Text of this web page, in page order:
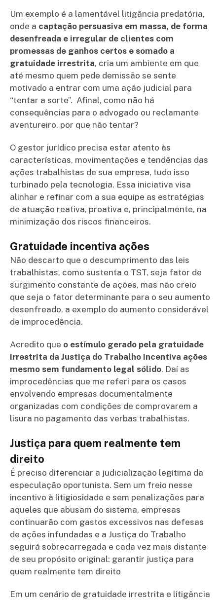
Um exemplo é a lamentável litigância predatória,
onde a captação persuasiva em massa, de forma
desenfreada e irregular de clientes com
promessas de ganhos certos e somado a
gratuidade irrestrita, cria um ambiente em que
até mesmo quem pede demissão se sente
motivado a entrar com uma ação judicial para
“tentar a sorte”. Afinal, como não há
consequências para o advogado ou reclamante
aventureiro, por que não tentar?
O gestor jurídico precisa estar atento às
características, movimentações e tendências das
ações trabalhistas de sua empresa, tudo isso
turbinado pela tecnologia. Essa iniciativa visa
alinhar e refinar com a sua equipe as estratégias
de atuação reativa, proativa e, principalmente, na
minimização dos riscos financeiros.
Gratuidade incentiva ações
Não descarto que o descumprimento das leis
trabalhistas, como sustenta o TST, seja fator de
surgimento constante de ações, mas não creio
que seja o fator determinante para o seu aumento
desenfreado, a exemplo do aumento considerável
de improcedência.
Acredito que o estímulo gerado pela gratuidade
irrestrita da Justiça do Trabalho incentiva ações
mesmo sem fundamento legal sólido. Daí as
improcedências que me referi para os casos
envolvendo empresas documentalmente
organizadas com condições de comprovarem a
lisura no pagamento das verbas trabalhistas.
Justiça para quem realmente tem
direito
É preciso diferenciar a judicialização legítima da
especulação oportunista. Sem um freio nesse
incentivo à litigiosidade e sem penalizações para
aqueles que abusam do sistema, empresas
continuarão com gastos excessivos nas defesas
de ações infundadas e a Justiça do Trabalho
seguirá sobrecarregada e cada vez mais distante
de seu propósito original: garantir justiça para
quem realmente tem direito
Em um cenário de gratuidade irrestrita e litigância